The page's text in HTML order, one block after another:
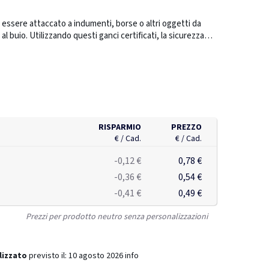
attaccato a indumenti, borse o altri oggetti da
buio. Utilizzando questi ganci certificati, la sicurezza
del tuo marchio. I ganci sono dotati di una catenella
Presenta una pellicola catarifrangente fluorescente
di ftalati. I materiali sono stati testati in conformità alla
estremamente problematiche SVHC (Substances of
giacca, ecc. Viene fornito insieme un foglio informativo
pergamino, un materiale ricavato dalla pasta di legno.
RISPARMIO
€ / Cad.
PREZZO
€ / Cad.
-0,12 €
0,78 €
-0,36 €
0,54 €
-0,41 € 0,49 €
Prezzi per prodotto neutro senza personalizzazioni
previsto il: 10 agosto 2026info